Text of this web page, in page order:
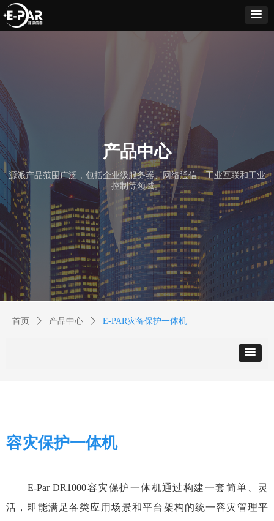
产品中心
源派产品范围广泛，包括企业级服务器、网络通信、工业互联和工业
控制等领域。
容灾保护一体机
E-Par DR1000容灾保护一体机通过构建一套简单、灵
活，即能满足各类应用场景和平台架构的统一容灾管理平
首页 ꄲ 产品中心 ꄲ E-PAR灾备保护一体机